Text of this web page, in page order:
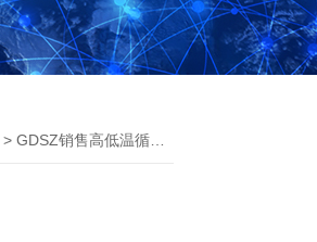
> GDSZ销售高低温循环装置.一体机